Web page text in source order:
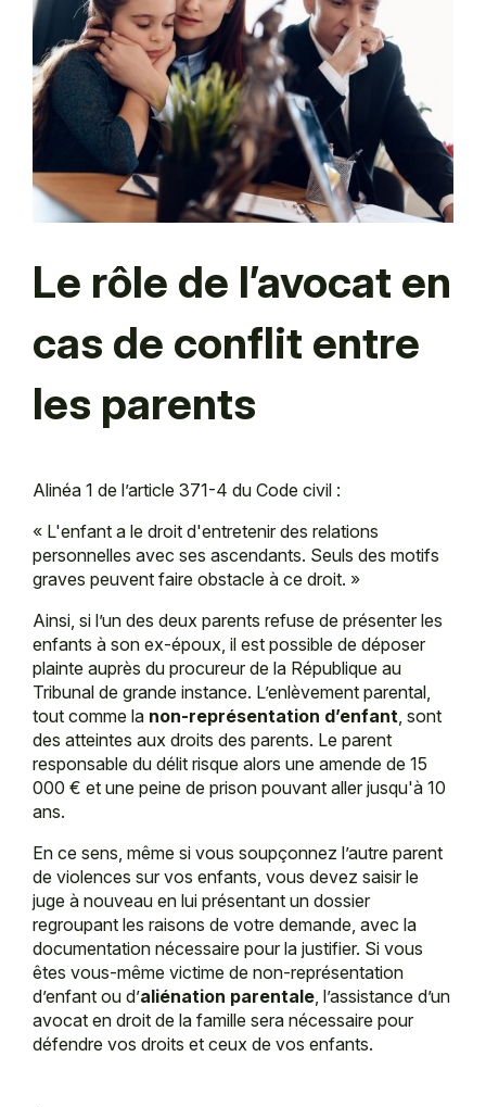
Le rôle de l’avocat en
cas de conflit entre
les parents
Alinéa 1 de l’article 371-4 du Code civil :
« L'enfant a le droit d'entretenir des relations
personnelles avec ses ascendants. Seuls des motifs
graves peuvent faire obstacle à ce droit. »
Ainsi, si l’un des deux parents refuse de présenter les
enfants à son ex-époux, il est possible de déposer
plainte auprès du procureur de la République au
Tribunal de grande instance. L’enlèvement parental,
tout comme la non-représentation d’enfant , sont
des atteintes aux droits des parents. Le parent
responsable du délit risque alors une amende de 15
000 € et une peine de prison pouvant aller jusqu'à 10
ans.
En ce sens, même si vous soupçonnez l’autre parent
de violences sur vos enfants, vous devez saisir le
juge à nouveau en lui présentant un dossier
regroupant les raisons de votre demande, avec la
documentation nécessaire pour la justifier. Si vous
êtes vous-même victime de non-représentation
d’enfant ou d’aliénation parentale, l’assistance d’un
avocat en droit de la famille sera nécessaire pour
défendre vos droits et ceux de vos enfants.